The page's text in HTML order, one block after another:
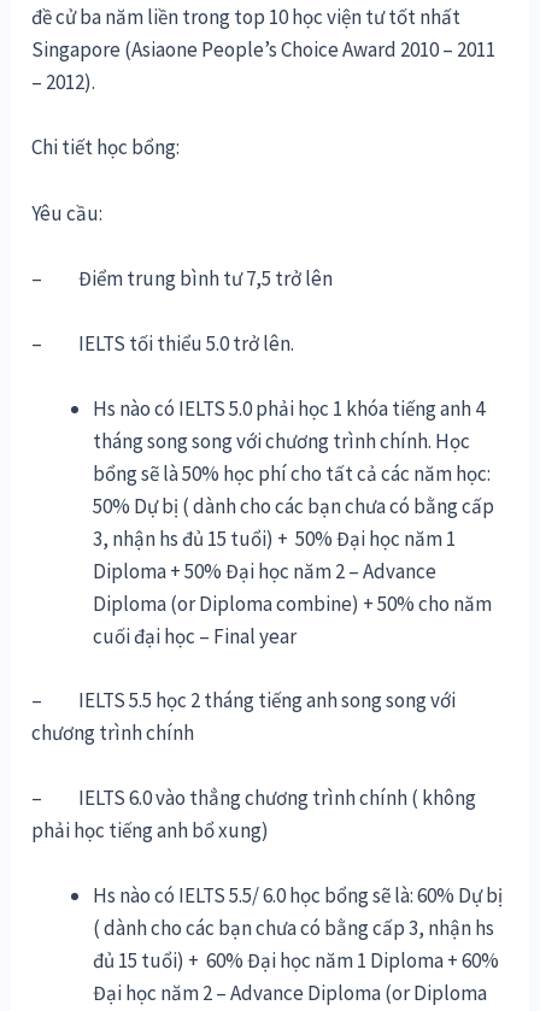
đề cử ba năm liền trong top 10 học viện tư tốt nhất
Singapore (Asiaone People’s Choice Award 2010 – 2011
– 2012).
Chi tiết học bổng:
Yêu cầu:
– Điểm trung bình tư 7,5 trở lên
– IELTS tối thiểu 5.0 trở lên.
Hs nào có IELTS 5.0 phải học 1 khóa tiếng anh 4
tháng song song với chương trình chính. Học
bổng sẽ là 50% học phí cho tất cả các năm học:
50% Dự bị ( dành cho các bạn chưa có bằng cấp
3, nhận hs đủ 15 tuổi) + 50% Đại học năm 1
Diploma + 50% Đại học năm 2 – Advance
Diploma (or Diploma combine) + 50% cho năm
cuối đại học – Final year
– IELTS 5.5 học 2 tháng tiếng anh song song với
chương trình chính
– IELTS 6.0 vào thẳng chương trình chính ( không
phải học tiếng anh bổ xung)
Hs nào có IELTS 5.5/ 6.0 học bổng sẽ là: 60% Dự bị
( dành cho các bạn chưa có bằng cấp 3, nhận hs
đủ 15 tuổi) + 60% Đại học năm 1 Diploma + 60%
Đại học năm 2 – Advance Diploma (or Diploma